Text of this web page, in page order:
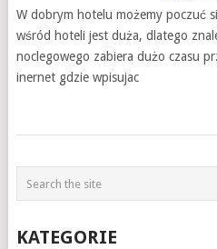
W dobrym hotelu możemy poczuć
wśród hoteli jest duża, dlatego
noclegowego zabiera dużo czasu
inernet gdzie wpisujac
KATEGORIE